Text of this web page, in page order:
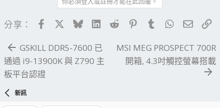
分享： FacebookBlueskyLinkedIn
Reddit PinterestTumblrWhatsApp
電子
GSKILL DDR5-7600 已
通過 i9-13900K 與 Z790 主
板平台認證
MSI MEG PROSPECT 700R
開箱, 4.3吋觸控螢幕搭載
新訊